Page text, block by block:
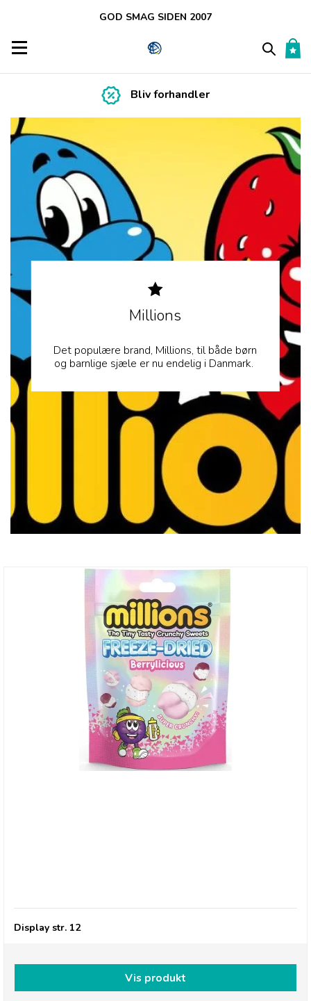
GOD SMAG SIDEN 2007
Toggle navigation
Bliv forhandler
Millions
Det populære brand, Millions, til både børn
og barnlige sjæle er nu endelig i Danmark.
Display str. 12
Vis produkt